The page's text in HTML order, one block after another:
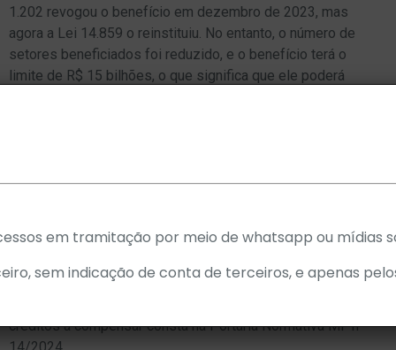
1.202 revogou o benefício em dezembro de 2023, mas
agora a Lei 14.859 o reinstituiu. No entanto, o número de
setores beneficiados foi reduzido, e o benefício terá o
limite de R$ 15 bilhões, o que significa que ele poderá
Lei 14.873. Limites a compensação de créditos
O Congresso Nacional converteu a Medida Provisória (MP)
poderão compensar imediatamente seus créditos
créditos a compensar consta na Portaria Normativa MF nº
14/2024.
em tramitação por meio de whatsapp ou mídias
sem indicação de conta de terceiros, e apenas